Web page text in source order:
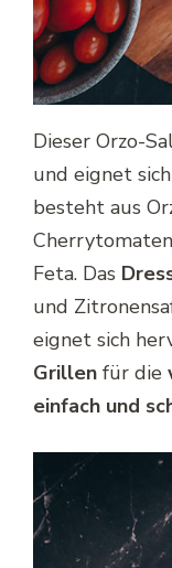
Dieser Orzo-
und eignet
besteht aus
Feta. Das
und
eignet sich
Grillen für die
einfach und